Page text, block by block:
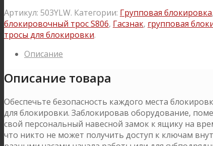
Артикул: 503YLW. Категории: Групповая блокировка,
блокировочный трос S806, Гасзнак, групповая
тросы для блокировки.
Описание
Описание товара
Обеспечьте безопасность каждого места
для блокировки. Заблокировав оборудование,
свой персональный навесной замок к ящику на
что никто не может получить доступ к ключам